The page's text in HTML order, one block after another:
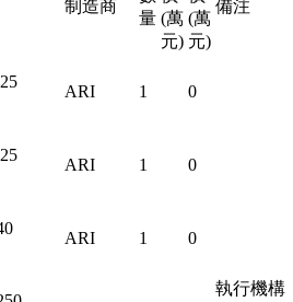
制造商
量 (萬
元)
(萬
元)
備注
ARI 1 0
ARI 1 0
ARI 1 0
執行機構